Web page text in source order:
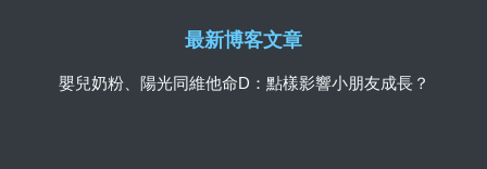
最新博客文章
嬰兒奶粉、陽光同維他命D：點樣影響小朋友成長？